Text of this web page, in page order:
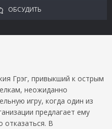
ОБСУДИТЬ
Грэг, привыкший к острым
неожиданно
игру, когда один из
предлагает ему
отказаться. В